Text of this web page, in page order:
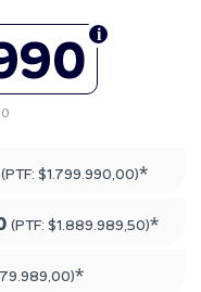
(PTF: $1.799.990,00)*
(PTF: $1.889.989,50)*
)*